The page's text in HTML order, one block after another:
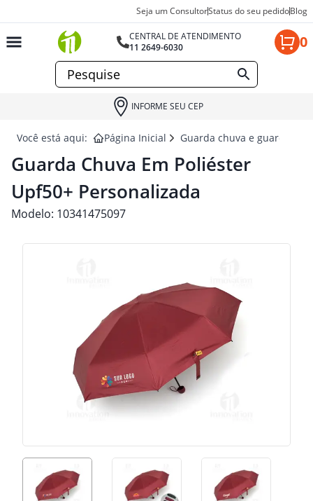
Seja um ConsultorStatus do seu pedidoBlog
CENTRAL DE ATENDIMENTO
11 2649-6030
0
INFORME SEU CEP
Você está aqui: Página Inicial Guarda chuva e guarda sol
Guarda Chuva Em Poliéster
Upf50+ Personalizada
Modelo: 10341475097